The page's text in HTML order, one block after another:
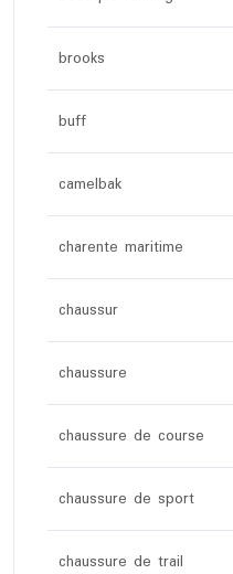
brooks
buff
camelbak
charente maritime
chaussur
chaussure
chaussure de course
chaussure de sport
chaussure de trail